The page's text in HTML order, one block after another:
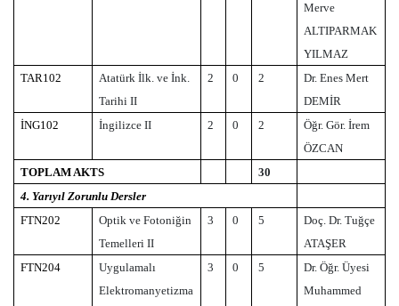
Merve
ALTIPARMAK
YILMAZ
TAR102
Atatürk İlk. ve İnk.
Tarihi II
2 0 2
Dr. Enes Mert
DEMİR
İNG102
İngilizce II 2 0 2
Öğr. Gör. İrem
ÖZCAN
TOPLAM AKTS
30
4. Yarıyıl Zorunlu Dersler
FTN202
Optik ve Fotoniğin
Temelleri II
3 0 5
Doç. Dr. Tuğçe
ATAŞER
FTN204
Uygulamalı
Elektromanyetizma
3 0 5
Dr. Öğr. Üyesi
Muhammed